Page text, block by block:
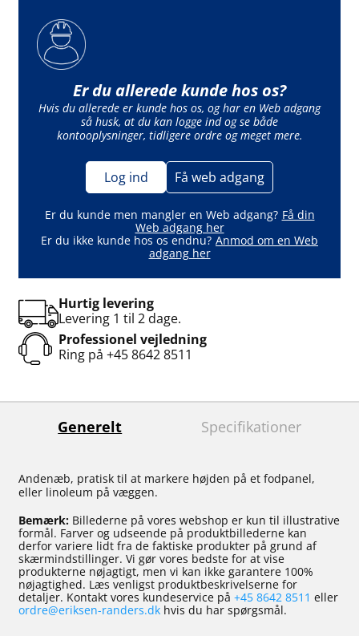
Er du allerede kunde hos os?
Hvis du allerede er kunde hos os, og har en Web adgang
så husk, at du kan logge ind og se både
kontooplysninger, tidligere ordre og meget mere.
Log ind Få web adgang
Er du kunde men mangler en Web adgang? Få din
Web adgang her
Er du ikke kunde hos os endnu? Anmod om en Web
adgang her
Hurtig levering
Levering 1 til 2 dage.
Professionel vejledning
Ring på +45 8642 8511
Generelt Specifikationer
Andenæb, pratisk til at markere højden på et fodpanel,
eller linoleum på væggen.
Bemærk: Billederne på vores webshop er kun til illustrative
formål. Farver og udseende på produktbillederne kan
derfor variere lidt fra de faktiske produkter på grund af
skærmindstillinger. Vi gør vores bedste for at vise
produkterne nøjagtigt, men vi kan ikke garantere 100%
nøjagtighed. Læs venligst produktbeskrivelserne for
detaljer. Kontakt vores kundeservice på +45 8642 8511 eller
ordre@eriksen-randers.dk hvis du har spørgsmål.